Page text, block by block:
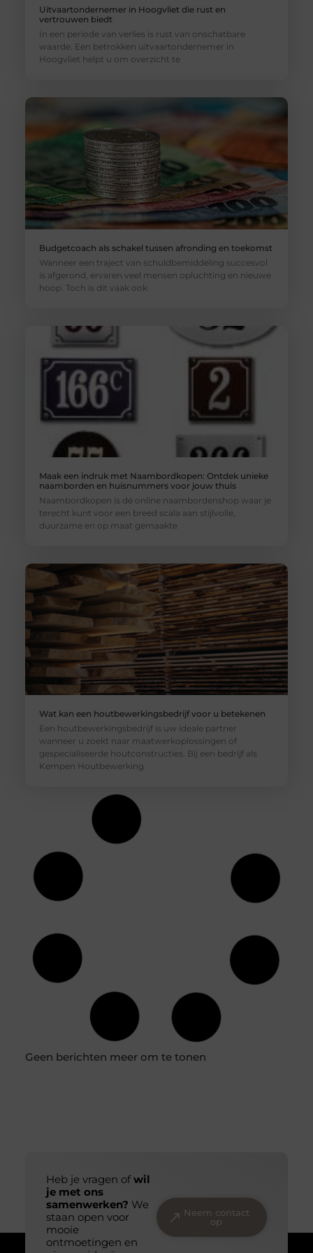
Uitvaartondernemer in Hoogvliet die rust en
vertrouwen biedt
In een periode van verlies is rust van onschatbare
waarde. Een betrokken uitvaartondernemer in
Hoogvliet helpt u om overzicht te
Budgetcoach als schakel tussen afronding en toekomst
Wanneer een traject van schuldbemiddeling succesvol
is afgerond, ervaren veel mensen opluchting en nieuwe
hoop. Toch is dit vaak ook
Maak een indruk met Naambordkopen: Ontdek unieke
naamborden en huisnummers voor jouw thuis
Naambordkopen is dé online naambordenshop waar je
terecht kunt voor een breed scala aan stijlvolle,
duurzame en op maat gemaakte
Wat kan een houtbewerkingsbedrijf voor u betekenen
Een houtbewerkingsbedrijf is uw ideale partner
wanneer u zoekt naar maatwerkoplossingen of
gespecialiseerde houtconstructies. Bij een bedrijf als
Kempen Houtbewerking
The Square Mile: Uw weg naar taalbeheersing en succes
Het beheersen van een nieuwe taal opent deuren naar
zowel persoonlijke als professionele groei. Bij The
Square Mile, een toonaangevend
Stap-voor-stap proces van airco laten plaatsen in
Dordrecht
Wanneer u besluit een airco te laten plaatsen in
Dordrecht, is het belangrijk om te weten wat u kunt
verwachten